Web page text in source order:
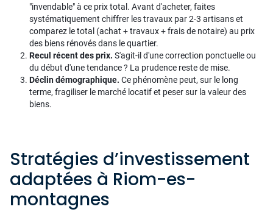
"invendable" à ce prix total. Avant d'acheter, faites
systématiquement chiffrer les travaux par 2-3 artisans et
comparez le total (achat + travaux + frais de notaire) au prix
des biens rénovés dans le quartier.
Recul récent des prix. S'agit-il d'une correction ponctuelle ou
du début d'une tendance ? La prudence reste de mise.
Déclin démographique. Ce phénomène peut, sur le long
terme, fragiliser le marché locatif et peser sur la valeur des
biens.
Stratégies d’investissement
adaptées à Riom-es-
montagnes